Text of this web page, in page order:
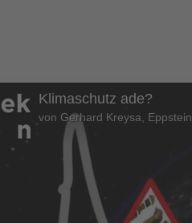
Klimaschutz ade?
von Gerhard Kreysa, Eppstein